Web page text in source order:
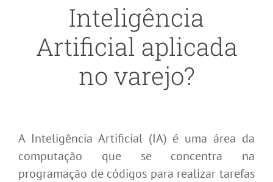
Inteligência
Artificial aplicada
no varejo?
A Inteligência Artificial (IA) é uma área da
computação que se concentra na
programação de códigos para realizar tarefas